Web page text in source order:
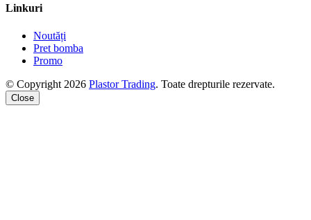
Linkuri
Noutăți
Pret bomba
Promo
© Copyright 2026 Plastor Trading. Toate drepturile rezervate.
Close